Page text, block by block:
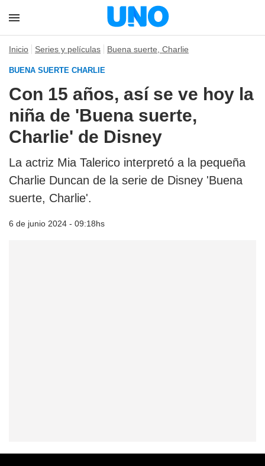
Inicio Series y películas Buena suerte, Charlie
BUENA SUERTE CHARLIE
Con 15 años, así se ve hoy la
niña de 'Buena suerte,
Charlie' de Disney
La actriz Mia Talerico interpretó a la pequeña
Charlie Duncan de la serie de Disney 'Buena
suerte, Charlie'.
6 de junio 2024 - 09:18hs